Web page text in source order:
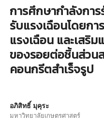
การศึกษากำลังกา
รับแรงเฉือนโดยกา
แรงเฉือน และเสริ
ของรอยต่อชิ้นส่วน
คอนกรีตสำเร็จรูป
อภิสิทธิ์ มุคุระ
มหาวิทยาลัยเกษตรศาสตร์